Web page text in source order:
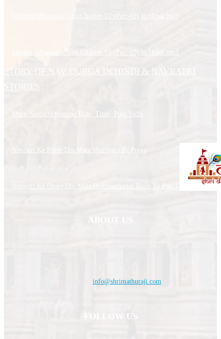
Shrimad Bhagavad Gita Chapter-03 (Part-03) in Hindi.mp3
STORY OF NAV DURGA IN HINDI & NAVRATRI
STORIES
Story Navratri Starting Date, Time, Puja Vidhi
Navratri Ke Phele Din Mata Shailputri Ki Pooja
Navratri Ke Dusre Din Mata Brahmacharini Roop Ki Pooja
info@shrimathuraji.com
FOLLOW US